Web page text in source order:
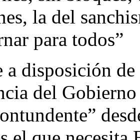
la del
para todos”
disposición de
del